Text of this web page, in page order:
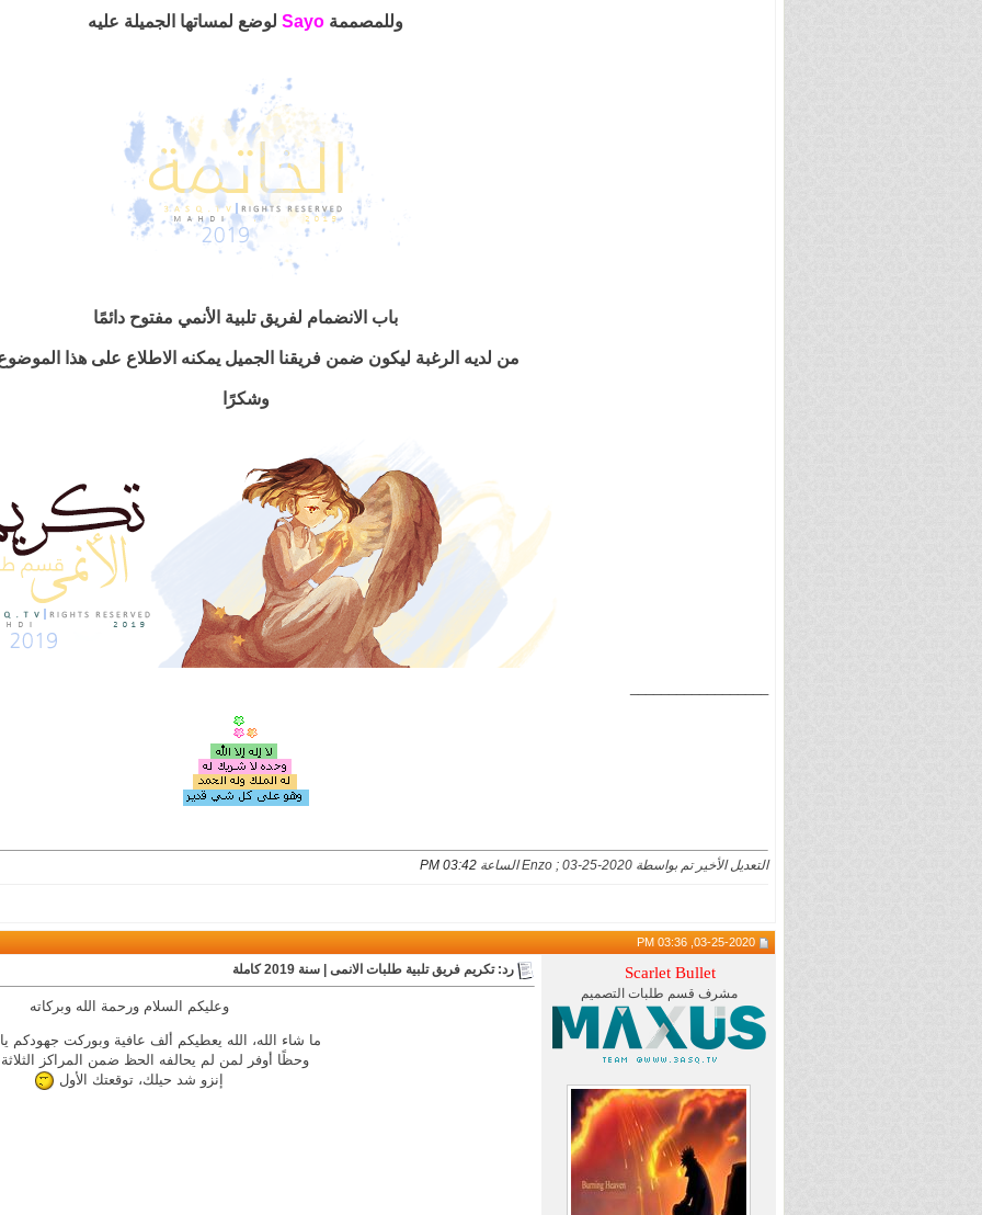
وللمصممة Sayo لوضع لمساتها الجميلة عليه
باب الانضمام لفريق تلبية الأنمي مفتوح دائمًا
من لديه الرغبة ليكون ضمن فريقنا الجميل يمكنه الاطلاع على هذا
وشكرًا
التعديل الأخير تم بواسطة Enzo ; 03-25-2020 الساعة 03:42 PM
Scarlet Bullet
مشرف قسم طلبات التصميم
رد: تكريم فريق تلبية طلبات الانمى | سنة 2019 كاملة
وعليكم السلام ورحمة الله وبركاته
ما شاء الله، الله يعطيكم ألف عافية وبوركت جهودكم
وحظًا أوفر لمن لم يحالفه الحظ ضمن المراكز
إنزو شد حيلك، توقعتك الأول